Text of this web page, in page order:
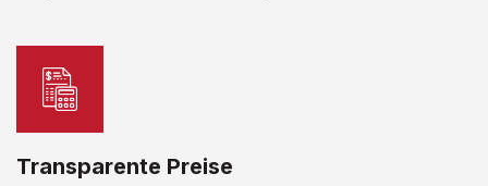
Transparente Preise